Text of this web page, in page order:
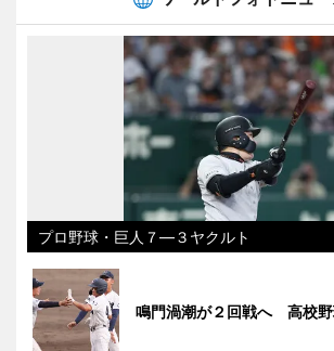
プロ野球・巨人７―３ヤクルト
鳴門渦潮が２回戦へ 高校